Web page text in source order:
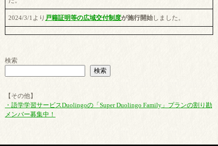
2024/3/1より 戸籍証明等の広域交付制度が施行開始 しました。
検索
検索
【その他】
・語学学習サービスDuolingoの「Super Duolingo Family」プランの割り勘
メンバー募集中！